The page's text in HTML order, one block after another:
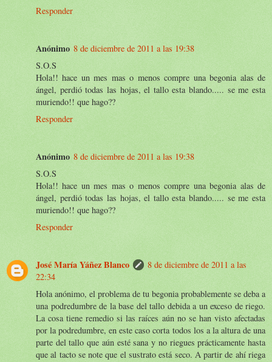
Responder
Anónimo 8 de diciembre de 2011 a las 19:38
S.O.S
Hola!! hace un mes mas o menos compre una begonia alas de
ángel, perdió todas las hojas, el tallo esta blando..... se me esta
muriendo!! que hago??
Responder
Anónimo 8 de diciembre de 2011 a las 19:38
S.O.S
Hola!! hace un mes mas o menos compre una begonia alas de
ángel, perdió todas las hojas, el tallo esta blando..... se me esta
muriendo!! que hago??
Responder
José María Yáñez Blanco
8 de diciembre de 2011 a las
22:34
Hola anónimo, el problema de tu begonia probablemente se deba a
una podredumbre de la base del tallo debida a un exceso de riego.
La cosa tiene remedio si las raíces aún no se han visto afectadas
por la podredumbre, en este caso corta todos los a la altura de una
parte del tallo que aún esté sana y no riegues prácticamente hasta
que al tacto se note que el sustrato está seco. A partir de ahí riega